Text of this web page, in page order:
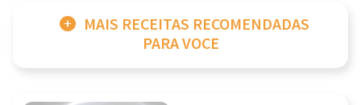
MAIS RECEITAS RECOMENDADAS
PARA VOCE